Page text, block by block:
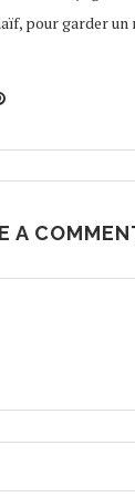
pour garder un
A